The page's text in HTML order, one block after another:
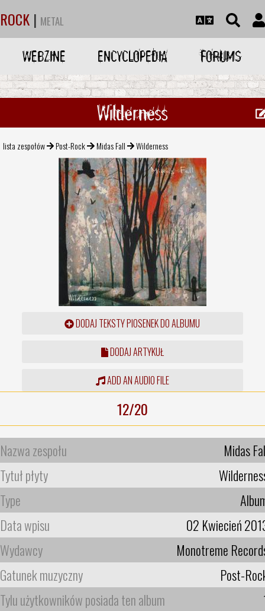
ROCK | METAL
WEBZINE ENCYCLOPEDIA FORUMS
Wilderness
lista zespołów Post-Rock Midas Fall Wilderness
DODAJ TEKSTY PIOSENEK DO ALBUMU
DODAJ ARTYKUŁ
ADD AN AUDIO FILE
12/20
Nazwa zespołu
Midas
Tytuł płyty
Type
Data wpisu
02 Kwiecień
Wydawcy
Monotreme
Gatunek muzyczny
Post-
Tylu użytkowników posiada ten album